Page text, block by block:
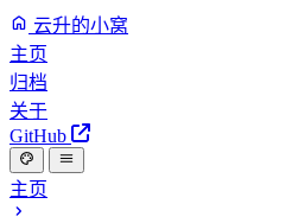
云升的小窝
主页
归档
关于
GitHub
主页